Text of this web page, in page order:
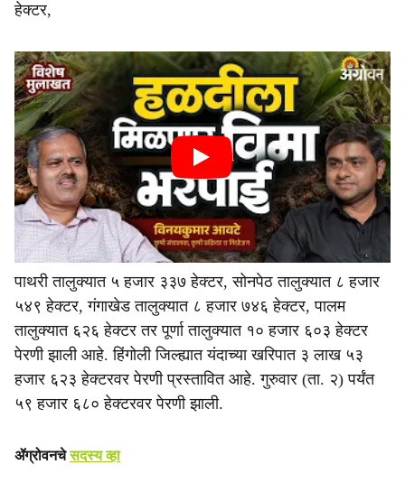
हेक्टर,
पाथरी तालुक्यात ५ हजार ३३७ हेक्टर, सोनपेठ तालुक्यात ८ हजार
५४९ हेक्टर, गंगाखेड तालुक्यात ८ हजार ७४६ हेक्टर, पालम
तालुक्यात ६२६ हेक्टर तर पूर्णा तालुक्यात १० हजार ६०३ हेक्टर
पेरणी झाली आहे. हिंगोली जिल्ह्यात यंदाच्या खरिपात ३ लाख ५३
हजार ६२३ हेक्टरवर पेरणी प्रस्तावित आहे. गुरुवार (ता. २) पर्यंत
५९ हजार ६८० हेक्टरवर पेरणी झाली.
ॲग्रोवनचेसदस्य व्हा